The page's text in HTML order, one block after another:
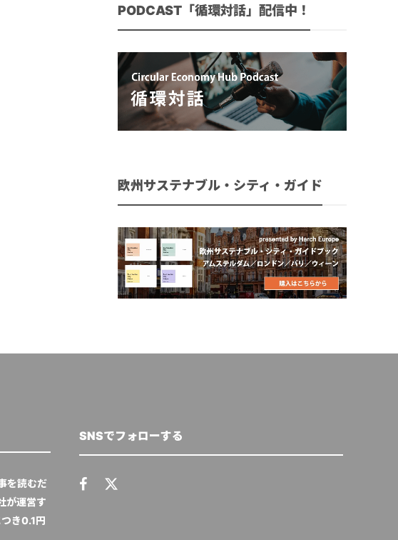
PODCAST「循環対話」配信中！
欧州サステナブル・シティ・ガイド
を読むだ
が運営す
き0.1円
SNSでフォローする